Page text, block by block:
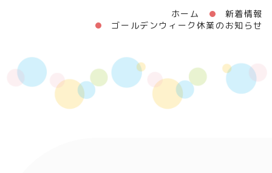
ホーム
新着情報
ゴールデンウィーク休業のお知らせ